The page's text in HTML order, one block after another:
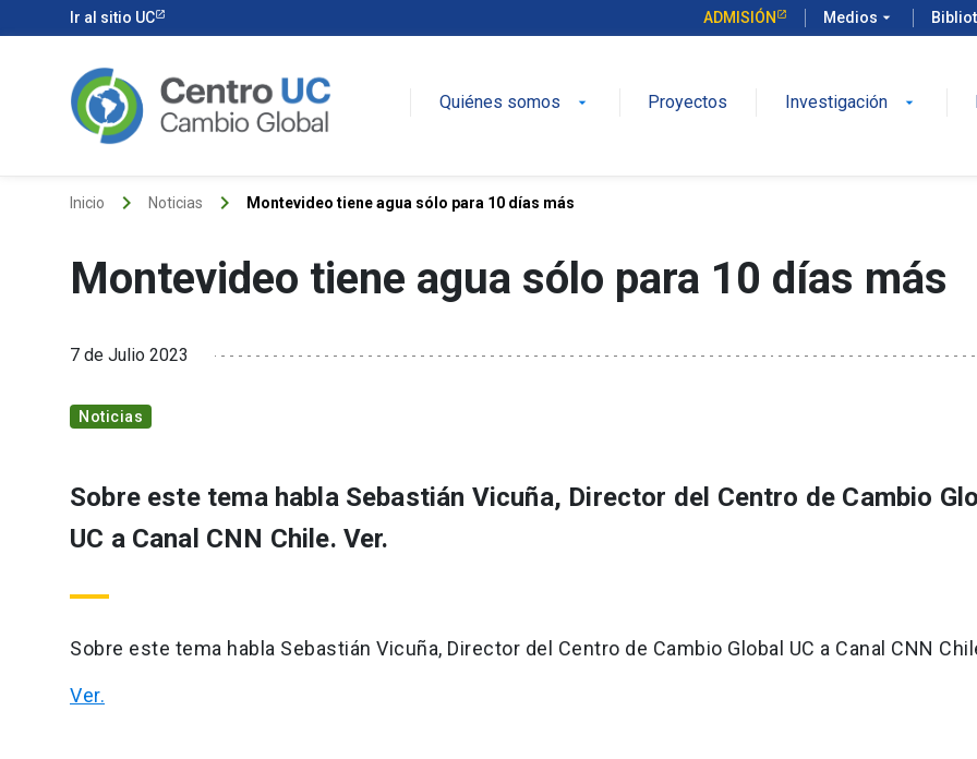
Ir al sitio UC ADMISIÓN Medios arrow_drop_down
Quiénes somos arrow_drop_down Proyectos Investigación arrow_drop_down
Inicio keyboard_arrow_right Noticias keyboard_arrow_right Montevideo tiene agua sólo para 10 días más
Montevideo tiene agua sólo para 10 días más
7 de Julio 2023
Noticias
Sobre este tema habla Sebastián Vicuña, Director del Centro de Cambio
UC a Canal CNN Chile. Ver.
Sobre este tema habla Sebastián Vicuña, Director del Centro de Cambio Global UC a Canal CNN
Ver.